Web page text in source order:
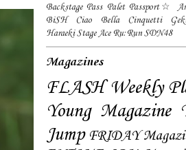
Backstage Pass Palet Passport☆
BiSH
Ciao Bella Cinquetti
Haraeki Stage Ace Ru:Run SDN48
Magazines
FLASH Weekly
Young Magazine
Jump FRIDAY